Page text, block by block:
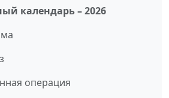
календарь – 2026
операция